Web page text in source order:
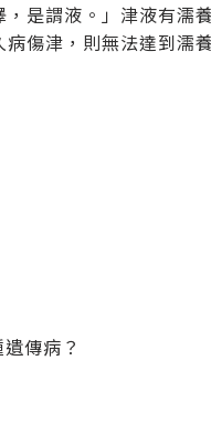
是謂液。」津液有濡養
傷津，則無法達到濡養
傳病？